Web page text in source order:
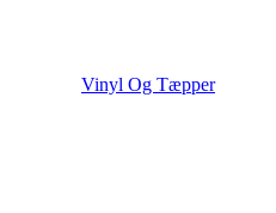
Vinyl Og Tæpper